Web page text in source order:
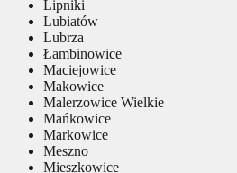
Lipniki
Lubiatów
Lubrza
Łambinowice
Maciejowice
Makowice
Malerzowice Wielkie
Mańkowice
Markowice
Meszno
Mieszkowice